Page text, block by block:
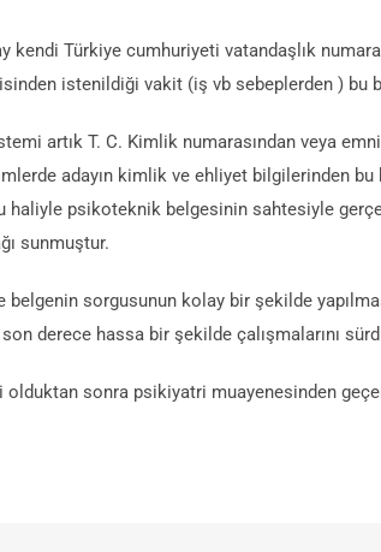
kendi Türkiye cumhuriyeti vatandaşlık
istenildiği vakit (iş vb sebeplerden ) bu
artık T. C. Kimlik numarasından veya
adayın kimlik ve ehliyet bilgilerinden
psikoteknik belgesinin sahtesiyle
sunmuştur.
belgenin sorgusunun kolay bir şekilde
derece hassa bir şekilde çalışmalarını
olduktan sonra psikiyatri muayenesinden